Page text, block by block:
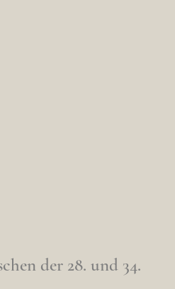
der 28. und 34.